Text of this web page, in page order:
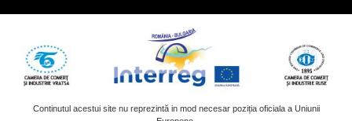
Continutul acestui site nu reprezintă in mod necesar poziția oficiala a Uniunii